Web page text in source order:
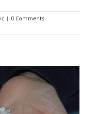
| 0 Comments